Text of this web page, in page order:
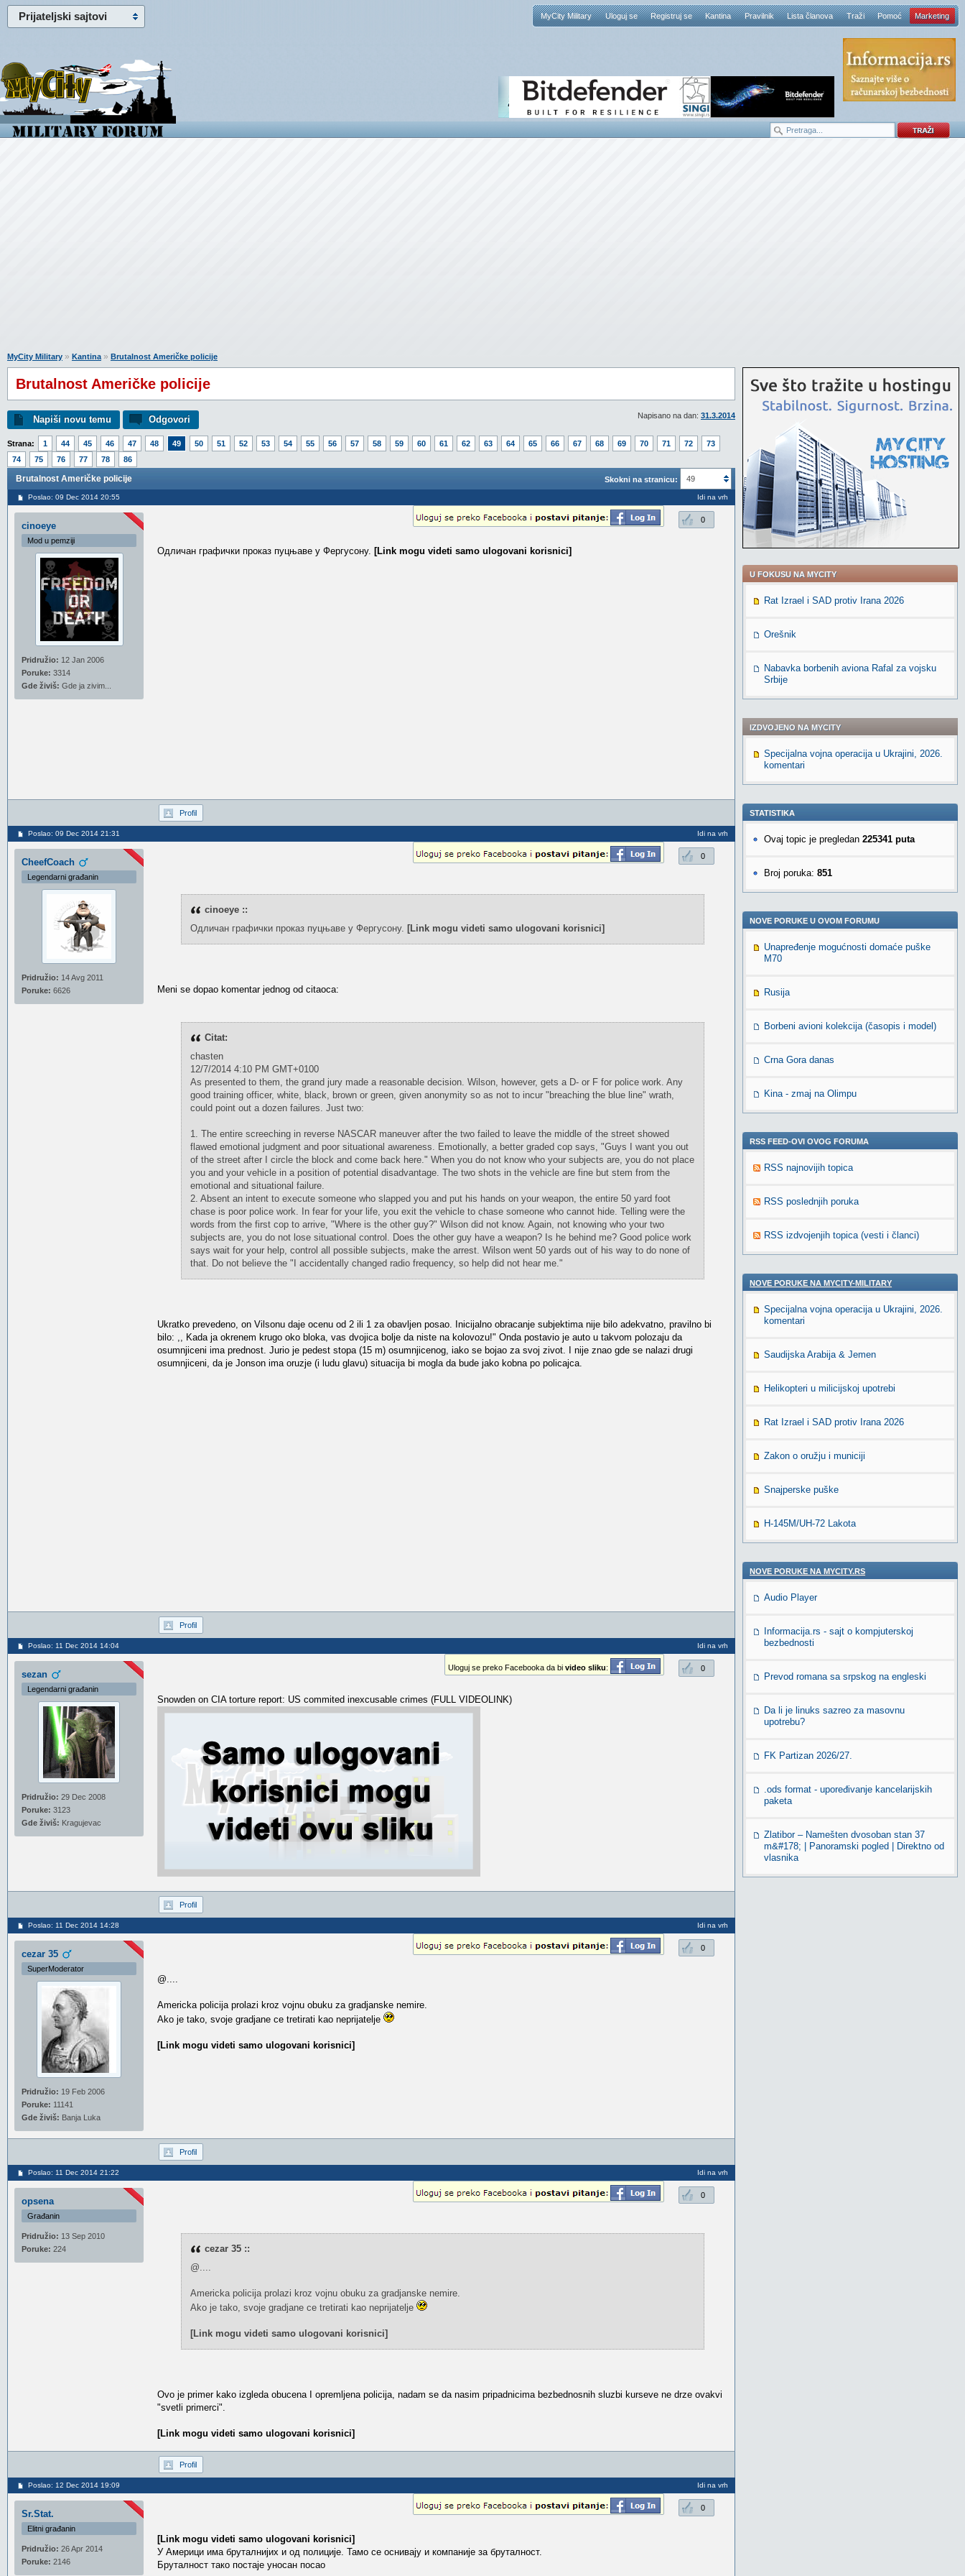
Prijateljski sajtovi MyCity Military Uloguj se Registruj se Kantina Pravilnik Lista članova Traži Pomoć Marketing
MyCity Military » Kantina» Brutalnost Američke policije
Brutalnost Američke policije
Napisano na dan: 31.3.2014
Napiši novu temu Odgovori
Strana: 1 44 45 46 47 48 49 50 51 52 53 54 55 56 57 58 59 60 61 62 63 64 65 66 67 68 69 70 71 72
73
74
75 76 77 78 86
Skokni na stranicu: 49
Brutalnost Američke policije
Poslao: 09 Dec 2014 20:55 Idi na vrh
cinoeye
Mod u pemziji
Pridružio: 12 Jan 2006
Poruke: 3314
Gde živiš: Gde ja zivim...
0
Одличан графички проказ пуцњаве у Фергусону. [Link mogu videti samo ulogovani korisnici]
Profil
Poslao: 09 Dec 2014 21:31 Idi na vrh
CheefCoach
Legendarni građanin
Pridružio: 14 Avg 2011
Poruke: 6626
0
cinoeye ::
Одличан графички проказ пуцњаве у Фергусону. [Link mogu videti samo ulogovani korisnici]
Meni se dopao komentar jednog od citaoca:
Citat:
chasten
12/7/2014 4:10 PM GMT+0100
As presented to them, the grand jury made a reasonable decision. Wilson, however, gets a D- or F for police work. Any
good training officer, white, black, brown or green, given anonymity so as not to incur "breaching the blue line" wrath,
could point out a dozen failures. Just two:
1. The entire screeching in reverse NASCAR maneuver after the two failed to leave the middle of the street showed
flawed emotional judgment and poor situational awareness. Emotionally, a better graded cop says, "Guys I want you out
of the street after I circle the block and come back here." When you do not know who your subjects are, you do not place
you and your vehicle in a position of potential disadvantage. The two shots in the vehicle are fine but stem from the
emotional and situational failure.
2. Absent an intent to execute someone who slapped you and put his hands on your weapon, the entire 50 yard foot
chase is poor police work. In fear for your life, you exit the vehicle to chase someone who cannot hide. Telling were the
words from the first cop to arrive, "Where is the other guy?" Wilson did not know. Again, not knowing who your two
subjects are, you do not lose situational control. Does the other guy have a weapon? Is he behind me? Good police work
says wait for your help, control all possible subjects, make the arrest. Wilson went 50 yards out of his way to do none of
that. Do not believe the "I accidentally changed radio frequency, so help did not hear me."
Ukratko prevedeno, on Vilsonu daje ocenu od 2 ili 1 za obavljen posao. Inicijalno obracanje subjektima nije bilo adekvatno, pravilno bi
bilo: ,, Kada ja okrenem krugo oko bloka, vas dvojica bolje da niste na kolovozu!" Onda postavio je auto u takvom polozaju da
osumnjiceni ima prednost. Jurio je pedest stopa (15 m) osumnjicenog, iako se bojao za svoj zivot. I nije znao gde se nalazi drugi
osumnjiceni, da je Jonson ima oruzje (i ludu glavu) situacija bi mogla da bude jako kobna po policajca.
Profil
Poslao: 11 Dec 2014 14:04 Idi na vrh
sezan
Legendarni građanin
Pridružio: 29 Dec 2008
Poruke: 3123
Gde živiš: Kragujevac
0
Uloguj se preko Facebooka da bi video sliku:
Snowden on CIA torture report: US commited inexcusable crimes (FULL VIDEOLINK)
Profil
Poslao: 11 Dec 2014 14:28 Idi na vrh
cezar 35
SuperModerator
Pridružio: 19 Feb 2006
Poruke: 11141
Gde živiš: Banja Luka
0
@....
Americka policija prolazi kroz vojnu obuku za gradjanske nemire.
Ako je tako, svoje gradjane ce tretirati kao neprijatelje
[Link mogu videti samo ulogovani korisnici]
Profil
Poslao: 11 Dec 2014 21:22 Idi na vrh
opsena
Građanin
Pridružio: 13 Sep 2010
Poruke: 224
0
cezar 35 ::
@....
Americka policija prolazi kroz vojnu obuku za gradjanske nemire.
Ako je tako, svoje gradjane ce tretirati kao neprijatelje
[Link mogu videti samo ulogovani korisnici]
Ovo je primer kako izgleda obucena I opremljena policija, nadam se da nasim pripadnicima bezbednosnih sluzbi kurseve ne drze ovakvi
"svetli primerci".
[Link mogu videti samo ulogovani korisnici]
Profil
Poslao: 12 Dec 2014 19:09 Idi na vrh
Sr.Stat.
Elitni građanin
Pridružio: 26 Apr 2014
Poruke: 2146
0
[Link mogu videti samo ulogovani korisnici]
У Америци има бруталнијих и од полиције. Тамо се оснивају и компаније за бруталност.
Бруталност тако постаје уносан посао
U FOKUSU NA MYCITY
Rat Izrael i SAD protiv Irana 2026
Orešnik
Nabavka borbenih aviona Rafal za vojsku
Srbije
IZDVOJENO NA MYCITY
Specijalna vojna operacija u Ukrajini, 2026.
komentari
STATISTIKA
Ovaj topic je pregledan 225341 puta
Broj poruka: 851
NOVE PORUKE U OVOM FORUMU
Unapređenje mogućnosti domaće puške
M70
Rusija
Borbeni avioni kolekcija (časopis i model)
Crna Gora danas
Kina - zmaj na Olimpu
RSS FEED-OVI OVOG FORUMA
RSS najnovijih topica
RSS poslednjih poruka
RSS izdvojenjih topica (vesti i članci)
NOVE PORUKE NA MYCITY-MILITARY
Specijalna vojna operacija u Ukrajini, 2026.
komentari
Saudijska Arabija & Jemen
Helikopteri u milicijskoj upotrebi
Rat Izrael i SAD protiv Irana 2026
Zakon o oružju i municiji
Snajperske puške
H-145M/UH-72 Lakota
NOVE PORUKE NA MYCITY.RS
Audio Player
Informacija.rs - sajt o kompjuterskoj
bezbednosti
Prevod romana sa srpskog na engleski
Da li je linuks sazreo za masovnu
upotrebu?
FK Partizan 2026/27.
.ods format - upoređivanje kancelarijskih
paketa
Zlatibor – Namešten dvosoban stan 37
m&#178; | Panoramski pogled | Direktno od
vlasnika